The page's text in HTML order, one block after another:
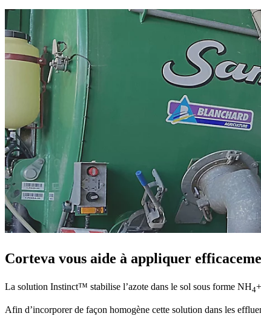
Corteva vous aide à appliquer
La solution Instinct™ stabilise l’azote dans le sol sous forme NH4
Afin d’incorporer de façon homogène cette solution dans les